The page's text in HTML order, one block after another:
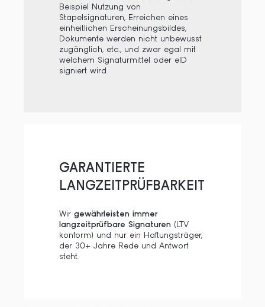
Beispiel Nutzung von
Stapelsignaturen, Erreichen eines
einheitlichen Erscheinungsbildes,
Dokumente werden nicht unbewusst
zugänglich, etc., und zwar egal mit
welchem Signaturmittel oder eID
signiert wird.
GARANTIERTE
LANGZEITPRÜFBARKEIT
Wir gewährleisten immer
langzeitprüfbare Signaturen (LTV
konform) und nur ein Haftungsträger,
der 30+ Jahre Rede und Antwort
steht.